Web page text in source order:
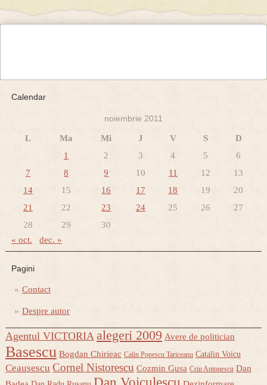
Calendar
noiembrie 2011
L Ma Mi J V S
D
1
2 3 4 5
6
7
8 9 10 11 12
13
14
15 16 17 18 19
20
21
22 23 24 25 26
27
28
29 30
« oct. dec. »
Pagini
Contact
Despre autor
Agentul VICTORIA alegeri 2009 Avere de politician
Basescu Bogdan Chirieac Calin Popescu Tariceanu Catalin Voicu
Ceausescu Cornel Nistorescu Cozmin Gusa Crin Antonescu Dan
Dan Voiculescu